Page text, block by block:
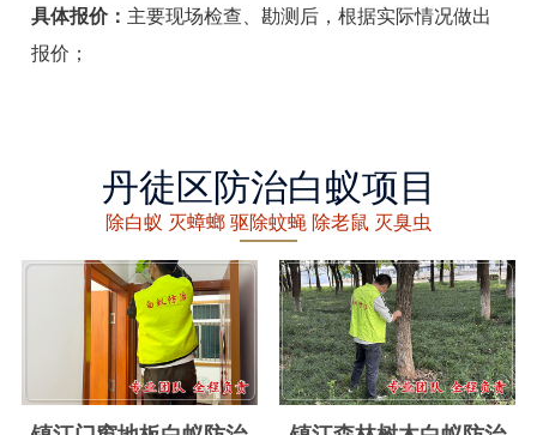
岱山白蚁防治
龙泉白蚁防治
青田白蚁防治
缙云白蚁防治
遂昌白蚁防治
松阳白蚁防治
具体报价： 主要现场检查、勘测后，根据实际情况做出
报价；
丹徒区防治白蚁项目
除白蚁 灭蟑螂 驱除蚊蝇 除老鼠 灭臭虫